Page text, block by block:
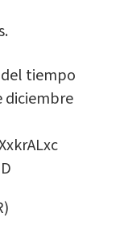
tiempo
diciembre